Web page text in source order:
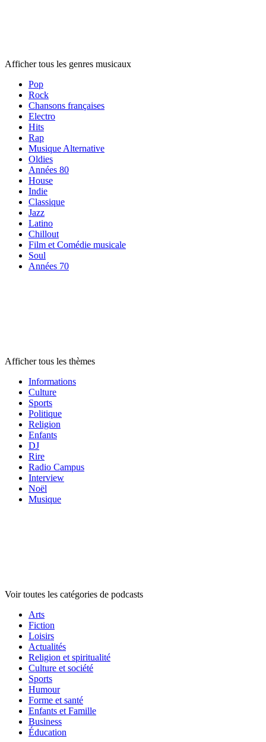
Afficher tous les genres musicaux
Pop
Rock
Chansons françaises
Electro
Hits
Rap
Musique Alternative
Oldies
Années 80
House
Indie
Classique
Jazz
Latino
Chillout
Film et Comédie musicale
Soul
Années 70
Afficher tous les thèmes
Informations
Culture
Sports
Politique
Religion
Enfants
DJ
Rire
Radio Campus
Interview
Noël
Musique
Voir toutes les catégories de podcasts
Arts
Fiction
Loisirs
Actualités
Religion et spiritualité
Culture et société
Sports
Humour
Forme et santé
Enfants et Famille
Business
Éducation